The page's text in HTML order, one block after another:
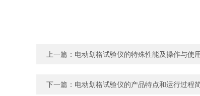
上一篇： 电动划格试验仪的特殊性能及操作与使
下一篇： 电动划格试验仪的产品特点和运行过程